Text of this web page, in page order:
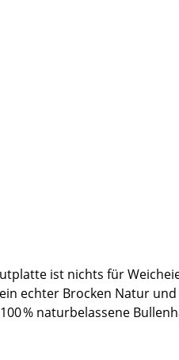
ist nichts für
echter Brocken Natur